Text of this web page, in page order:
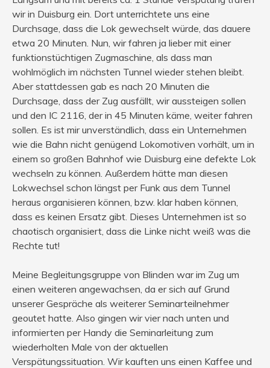
wir in Duisburg ein. Dort unterrichtete uns eine
Durchsage, dass die Lok gewechselt würde, das dauere
etwa 20 Minuten. Nun, wir fahren ja lieber mit einer
funktionstüchtigen Zugmaschine, als dass man
wohlmöglich im nächsten Tunnel wieder stehen bleibt.
Aber stattdessen gab es nach 20 Minuten die
Durchsage, dass der Zug ausfällt, wir aussteigen sollen
und den IC 2116, der in 45 Minuten käme, weiter fahren
sollen. Es ist mir unverständlich, dass ein Unternehmen
wie die Bahn nicht genügend Lokomotiven vorhält, um in
einem so großen Bahnhof wie Duisburg eine defekte Lok
wechseln zu können. Außerdem hätte man diesen
Lokwechsel schon längst per Funk aus dem Tunnel
heraus organisieren können, bzw. klar haben können,
dass es keinen Ersatz gibt. Dieses Unternehmen ist so
chaotisch organisiert, dass die Linke nicht weiß was die
Rechte tut!
Meine Begleitungsgruppe von Blinden war im Zug um
einen weiteren angewachsen, da er sich auf Grund
unserer Gespräche als weiterer Seminarteilnehmer
geoutet hatte. Also gingen wir vier nach unten und
informierten per Handy die Seminarleitung zum
wiederholten Male von der aktuellen
Verspätungssituation. Wir kauften uns einen Kaffee und